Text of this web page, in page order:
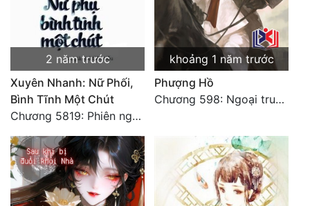
2 năm trước
Xuyên Nhanh: Nữ Phối,
Bình Tĩnh Một Chút
Chương 5819: Phiên ngoại: Trở lại STARS [HẾT]
khoảng 1 năm trước
Phượng Hồ
Chương 598: Ngoại truyện: Tiểu Tiểu Ký